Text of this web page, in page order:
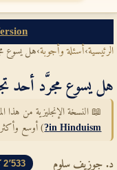
الرئيسية›أسئلة وأجوبة›هل يسوع
هل يسوع مجرَّد أحد
📖 النسخة الإنجليزية من هذا
in Hinduism? ) أوسع وأكثر
د. جوزيف سلوم 2٬533 كلمة